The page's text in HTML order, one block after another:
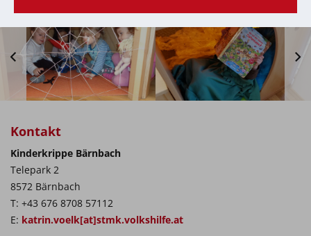
Kontakt
Kinderkrippe Bärnbach
Telepark 2
8572 Bärnbach
T: +43 676 8708 57112
E: katrin.voelk[at]stmk.volkshilfe.at